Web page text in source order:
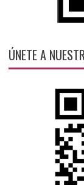
ÚNETE A